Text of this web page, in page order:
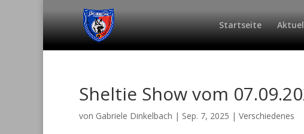
Startseite
Sheltie Show vom
von Gabriele Dinkelbach | Sep. 7, 2025 | Verschiedenes